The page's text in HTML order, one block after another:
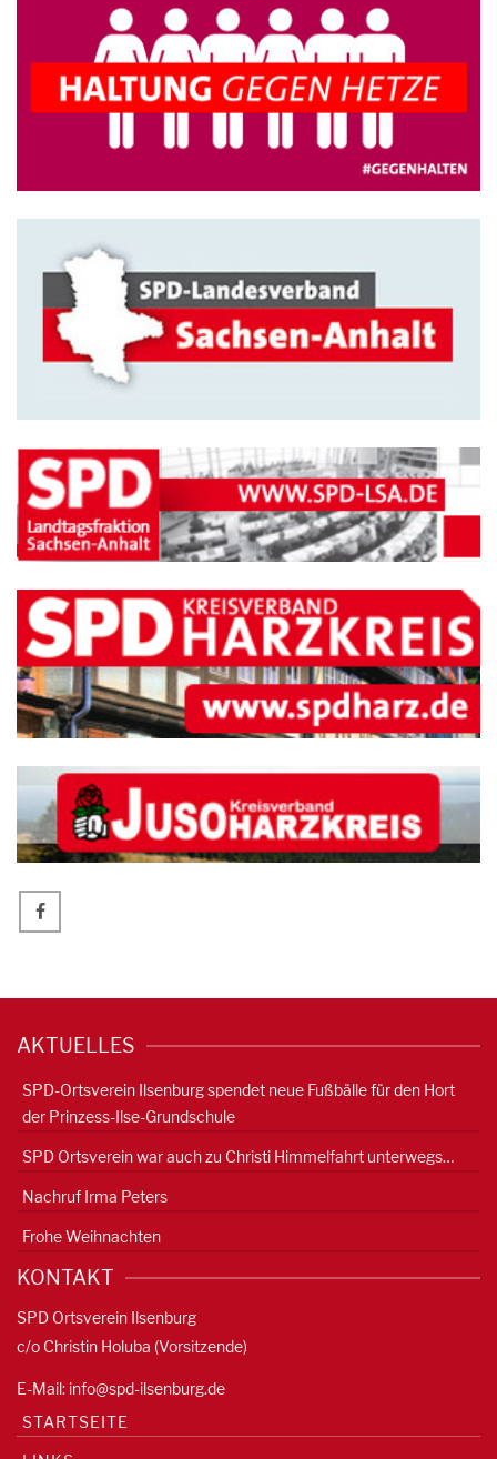
AKTUELLES
SPD-Ortsverein Ilsenburg spendet neue Fußbälle für den Hort
der Prinzess-Ilse-Grundschule
SPD Ortsverein war auch zu Christi Himmelfahrt unterwegs…
Nachruf Irma Peters
Frohe Weihnachten
KONTAKT
SPD Ortsverein Ilsenburg
c/o Christin Holuba (Vorsitzende)
E-Mail: info@spd-ilsenburg.de
STARTSEITE